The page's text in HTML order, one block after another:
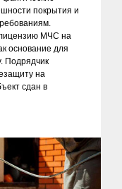
покрытия и
МЧС на
основание для
Подрядчик
на
сдан в